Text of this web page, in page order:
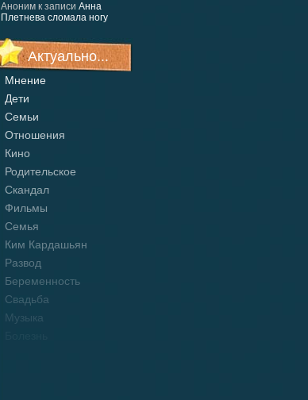
Аноним к записи Анна
Плетнева сломала ногу
Актуально...
Мнение
Дети
Семьи
Отношения
Кино
Родительское
Скандал
Фильмы
Семья
Ким Кардашьян
Развод
Беременность
Свадьба
Музыка